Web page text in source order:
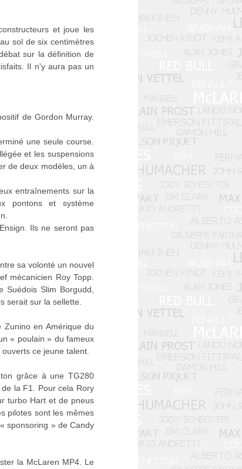
et joue les
sol de six centimètres
sur la définition de
Il n'y aura pas un
de Gordon Murray.
une seule course.
et les suspensions
de deux modèles, un à
entraînements sur la
pontons et système
Ils ne seront pas
sa volonté un nouvel
mécanicien Roy Topp.
Suédois Slim Borgudd,
serait sur la sellette.
en Amérique du
« poulain » du fameux
ce jeune talent.
grâce à une TG280
la F1. Pour cela Rory
turbo Hart et de pneus
pilotes sont les mêmes
sponsoring » de Candy
la McLaren MP4. Le